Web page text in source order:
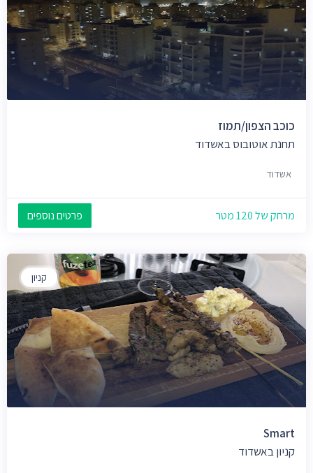
כוכב הצפון/תמוז
תחנת אוטובוס באשדוד
אשדוד
מרחק של 120 מטר פרטים נוספים
קניון
Smart
קניון באשדוד